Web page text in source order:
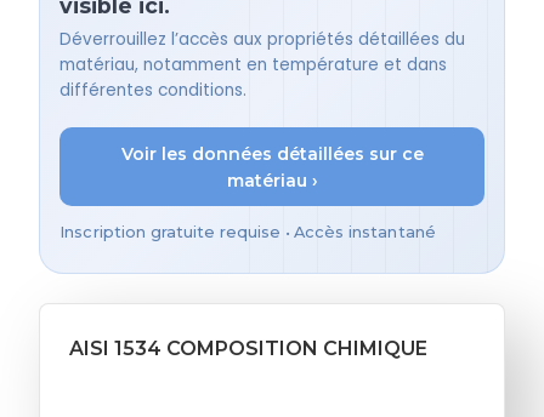
visible ici.
Déverrouillez l’accès aux propriétés détaillées du
matériau, notamment en température et dans
différentes conditions.
Voir les données détaillées sur ce
matériau ›
Inscription gratuite requise • Accès instantané
AISI 1534 COMPOSITION CHIMIQUE